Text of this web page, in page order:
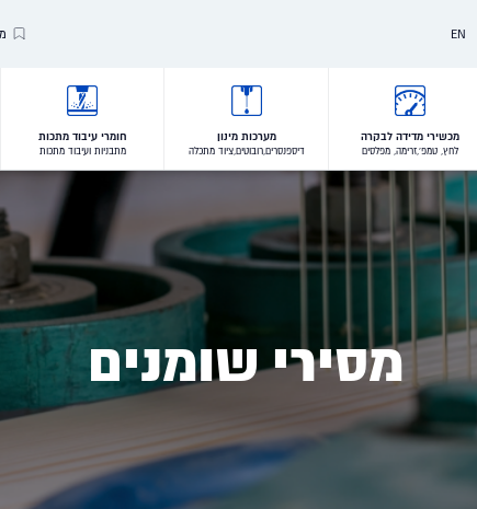
EN
Our Clients
מכשירי מדידה לבקרה
לחץ, טמפ',זרימה, מפלסים
מערכות מינון
דיספנסרים,רובוטים,ציוד מתכלה
חומרי עיבוד מתכות
מתבניות ועיבוד מתכות
מסירי שומנים